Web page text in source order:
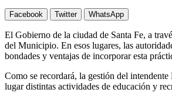
Facebook Twitter WhatsApp
El Gobierno de la ciudad de Santa Fe, a
del Municipio. En esos lugares, las
bondades y ventajas de incorporar esta
Como se recordará, la gestión del
lugar distintas actividades de educación y